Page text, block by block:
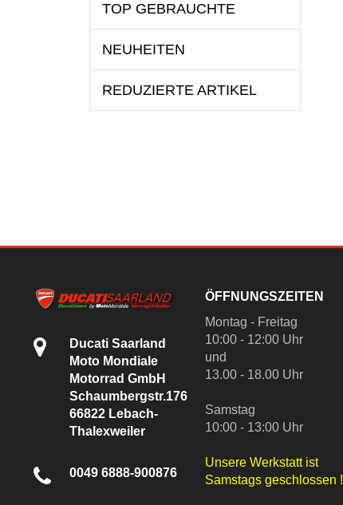
TOP GEBRAUCHTE
NEUHEITEN
REDUZIERTE ARTIKEL
Ducati Saarland
Moto Mondiale
Motorrad GmbH
Schaumbergstr.176
66822 Lebach-
Thalexweiler
0049 6888-900876
ÖFFNUNGSZEITEN
Montag - Freitag
10:00 - 12:00 Uhr
und
13.00 - 18.00 Uhr
Samstag
10:00 - 13:00 Uhr
Unsere Werkstatt ist
Samstags geschlossen !